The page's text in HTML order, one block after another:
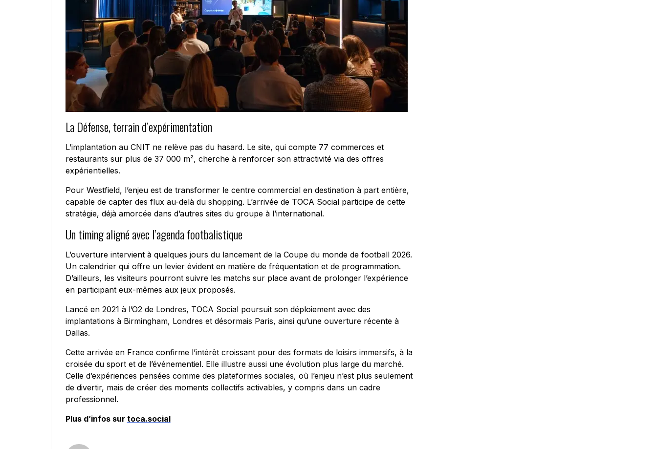
La Défense, terrain d’expérimentation
L’implantation au CNIT ne relève pas du hasard. Le site, qui compte 77 commerces et
restaurants sur plus de 37 000 m², cherche à renforcer son attractivité via des offres
expérientielles.
Pour Westfield, l’enjeu est de transformer le centre commercial en destination à part entière,
capable de capter des flux au-delà du shopping. L’arrivée de TOCA Social participe de cette
stratégie, déjà amorcée dans d’autres sites du groupe à l’international.
Un timing aligné avec l’agenda footbalistique
L’ouverture intervient à quelques jours du lancement de la Coupe du monde de football 2026.
Un calendrier qui offre un levier évident en matière de fréquentation et de programmation.
D’ailleurs, les visiteurs pourront suivre les matchs sur place avant de prolonger l’expérience
en participant eux-mêmes aux jeux proposés.
Lancé en 2021 à l’O2 de Londres, TOCA Social poursuit son déploiement avec des
implantations à Birmingham, Londres et désormais Paris, ainsi qu’une ouverture récente à
Dallas.
Cette arrivée en France confirme l’intérêt croissant pour des formats de loisirs immersifs, à la
croisée du sport et de l’événementiel. Elle illustre aussi une évolution plus large du marché.
Celle d’expériences pensées comme des plateformes sociales, où l’enjeu n’est plus seulement
de divertir, mais de créer des moments collectifs activables, y compris dans un cadre
professionnel.
Plus d’infos sur toca.social